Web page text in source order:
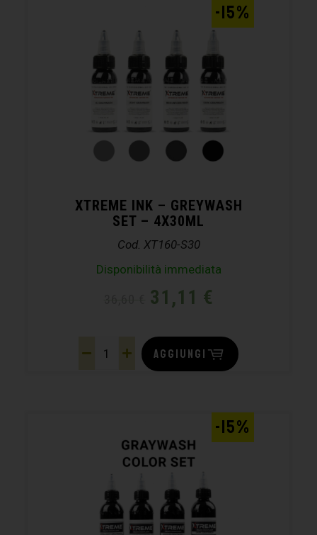
XTREME INK – GREYWASH
SET – 4X30ML
Cod. XT160-S30
Disponibilità immediata
31,11 €
-15%
AGGIUNGI
-15%